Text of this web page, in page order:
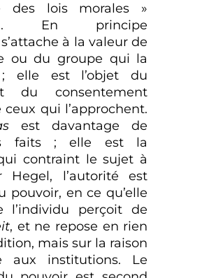
des lois morales »
En principe
s’attache à la valeur de
ou du groupe qui la
; elle est l’objet du
du consentement
qui l’approchent.
est davantage de
faits ; elle est la
contraint le sujet à
Hegel, l’autorité est
pouvoir, en ce qu’elle
l’individu perçoit de
, et ne repose en rien
mais sur la raison
aux institutions. Le